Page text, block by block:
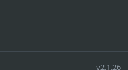
v2.1.26